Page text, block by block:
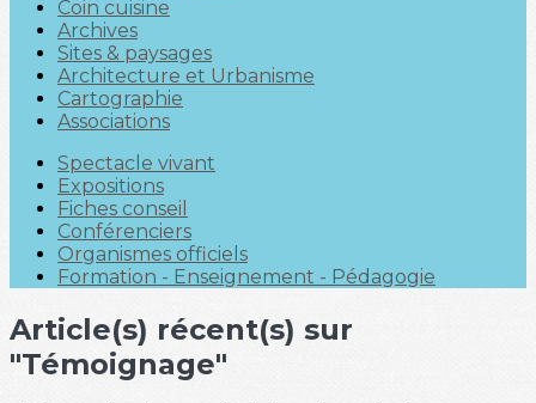
Coin cuisine
Archives
Sites & paysages
Architecture et Urbanisme
Cartographie
Associations
Spectacle vivant
Expositions
Fiches conseil
Conférenciers
Organismes officiels
Formation - Enseignement - Pédagogie
Article(s) récent(s) sur
"Témoignage"